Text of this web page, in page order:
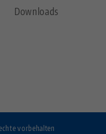
Downloads
vorbehalten